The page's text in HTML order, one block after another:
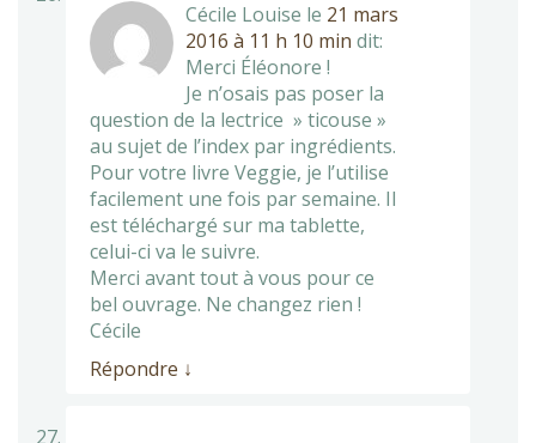
Cécile Louise le 21 mars
2016 à 11 h 10 min dit:
Merci Éléonore !
Je n’osais pas poser la
question de la lectrice » ticouse »
au sujet de l’index par ingrédients.
Pour votre livre Veggie, je l’utilise
facilement une fois par semaine. Il
est téléchargé sur ma tablette,
celui-ci va le suivre.
Merci avant tout à vous pour ce
bel ouvrage. Ne changez rien !
Cécile
Répondre ↓